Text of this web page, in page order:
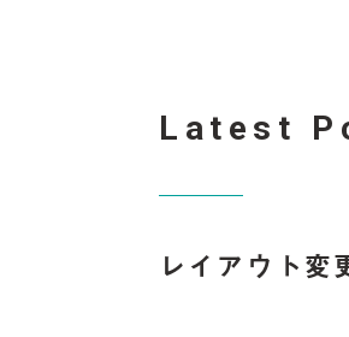
Latest
レイアウト変